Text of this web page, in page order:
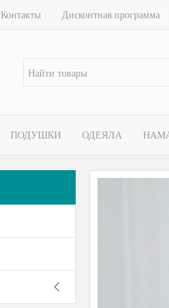
Контакты Дисконтная программа
ПОДУШКИ ОДЕЯЛА